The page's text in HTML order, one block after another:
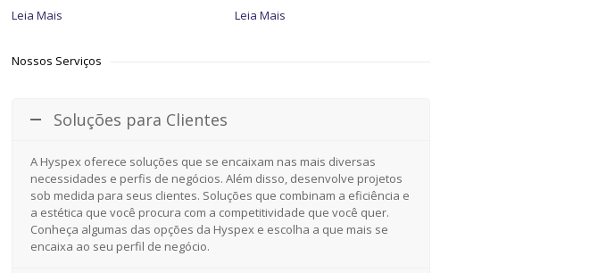
Leia Mais Leia Mais
Nossos Serviços
Soluções para Clientes
A Hyspex oferece soluções que se encaixam nas mais diversas
necessidades e perfis de negócios. Além disso, desenvolve projetos
sob medida para seus clientes. Soluções que combinam a eficiência e
a estética que você procura com a competitividade que você quer.
Conheça algumas das opções da Hyspex e escolha a que mais se
encaixa ao seu perfil de negócio.